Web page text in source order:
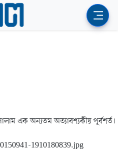
সালাম এক অন্যতম অত্যাবশ্যকীয় পূর্বশর্ত।